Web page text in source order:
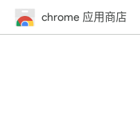
chrome 应用商店